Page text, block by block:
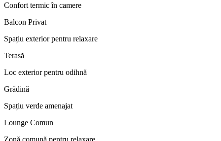
Confort termic în camere
Balcon Privat
Spațiu exterior pentru relaxare
Terasă
Loc exterior pentru odihnă
Grădină
Spațiu verde amenajat
Lounge Comun
Zonă comună pentru relaxare